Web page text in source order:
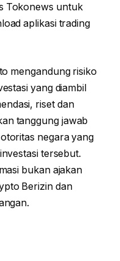
Tokonews untuk
aplikasi trading
mengandung risiko
yang diambil
riset dan
tanggung jawab
negara yang
tersebut.
bukan ajakan
Berizin dan